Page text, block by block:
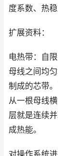
度系数、热稳
扩展资料：
电热带：自
母线之间均
制成的芯带
从一根母线
层就是连续
成热能。